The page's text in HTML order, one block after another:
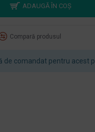
ADAUGĂ ÎN COŞ
Compară produsul
de comandat pentru acest